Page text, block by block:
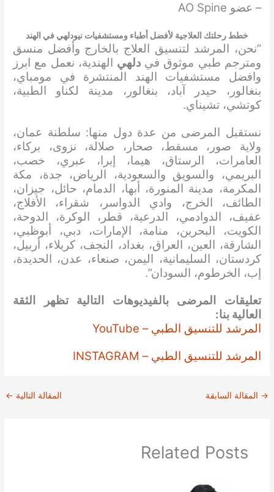
– عضو AO Spine
خطط رحلتك العلاجية لأفضل أطباء ومستشفيات نيودلهي في الهند
“نحن، المرشد لتنسيق العلاج بالخارج وأفضل منسق
ومترجم طبي موثوق في دلهي الهندية، نعمل مع ابرز
وافضل مستشفيات الهند المنتشرة في مومباي،
بنغالور، حيدر آباد، بنغالور، مدينة لكناو الطبية،
كوتشي، تشيناي.
نستقبل المرضى من عدة دول منها: سلطنة عمان،
ولاية صور، مسقط، صحار، صلالة، نزوى، بركاء،
العامرات، الرستاق، هيما، إبرا، عبري، خصب،
البريمي، والسويق والسعودية، الرياض، جدة، مكة
المكرمة، مدينة المنورة، أبها، الدمام، حائل، جيزان،
الطائف، الخرج، وادي الدواسر، شقراء، الأفلاج،
عفيف، الدوادمي، الدرعية، قطر، الوكرة، الدوحة،
الكويت، البحرين، منامة، الإمارات، دبي، أبوظبي،
الشارقة، العين، العراق، بغداد، النجف، كربلاء، أربيل،
كردستان، السليمانية، اليمن، صنعاء، عدن، الحديدة،
إب، الخرطوم، السودان”.
تعليقات المرضى بالفيديوهات التالية تظهر الثقة
العالية بنا:
المرشد للتنسيق الطبي – YouTube
المرشد للتنسيق الطبي – INSTAGRAM
→ المقالة السابقة المقالة التالية ←
Related Posts